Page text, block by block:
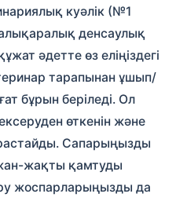
куәлік (№1
денсаулық
әдетте өз еліңіздегі
тарапынан ұшып/
бұрын беріледі. Ол
өткенін және
Сапарыңызды
жақты қамтуды
жоспарларыңызды да